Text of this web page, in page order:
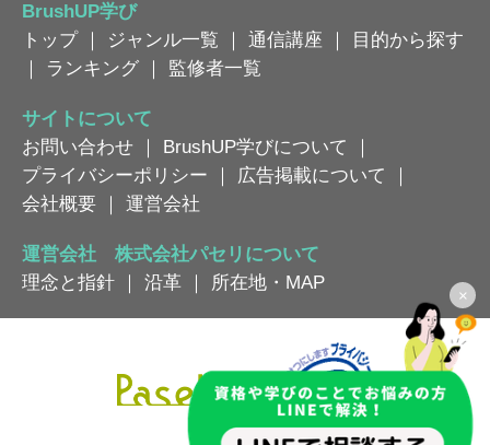
×
BrushUP学び
トップ
ジャンル一覧 通信講座
目的から探す
ランキング 監修者一覧
サイトについて
お問い合わせ
BrushUP学びについて
プライバシーポリシー
広告掲載について
会社概要
運営会社
運営会社 株式会社パセリについて
理念と指針
沿革 所在地・MAP